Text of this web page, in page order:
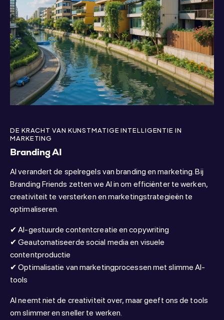
DE KRACHT VAN KUNSTMATIGE INTELLIGENTIE IN
MARKETING
Branding AI
AI verandert de spelregels van branding en marketing. Bij
Branding Friends zetten we AI in om efficiënter te werken,
creativiteit te versterken en marketingstrategieën te
optimaliseren.
✔ AI-gestuurde contentcreatie en copywriting
✔ Geautomatiseerde social media en visuele
contentproductie
✔ Optimalisatie van marketingprocessen met slimme AI-
tools
AI neemt niet de creativiteit over, maar geeft ons de tools
om slimmer en sneller te werken.